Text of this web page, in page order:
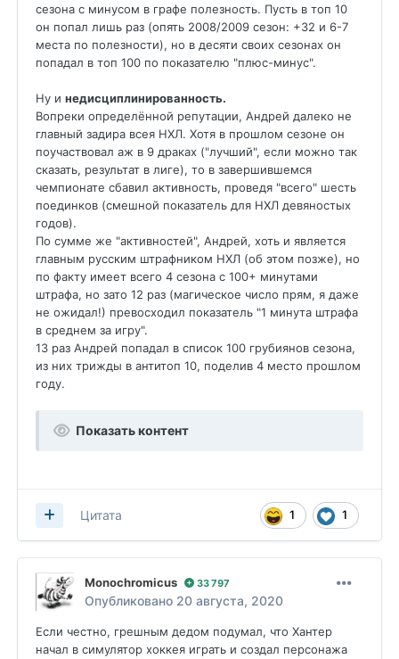
сезона с минусом в графе полезность. Пусть в топ 10
он попал лишь раз (опять 2008/2009 сезон: +32 и 6-7
места по полезности), но в десяти своих сезонах он
попадал в топ 100 по показателю "плюс-минус".
Ну и недисциплинированность.
Вопреки определённой репутации, Андрей далеко не
главный задира всея НХЛ. Хотя в прошлом сезоне он
поучаствовал аж в 9 драках ("лучший", если можно так
сказать, результат в лиге), то в завершившемся
чемпионате сбавил активность, проведя "всего" шесть
поединков (смешной показатель для НХЛ девяностых
годов).
По сумме же "активностей", Андрей, хоть и является
главным русским штрафником НХЛ (об этом позже), но
по факту имеет всего 4 сезона с 100+ минутами
штрафа, но зато 12 раз (магическое число прям, я даже
не ожидал!) превосходил показатель "1 минута штрафа
в среднем за игру".
13 раз Андрей попадал в список 100 грубиянов сезона,
из них трижды в антитоп 10, поделив 4 место прошлом
году.
Показать контент
1 1
Цитата
Monochromicus 33 797
Опубликовано 20 августа, 2020
Если честно, грешным дедом подумал, что Хантер
начал в симулятор хоккея играть и создал персонажа